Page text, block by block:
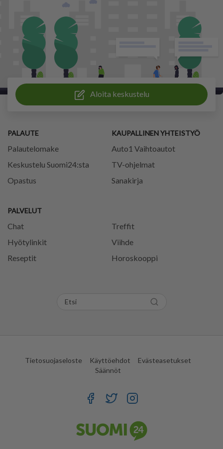
Aloita keskustelu
PALAUTE
Palautelomake
Keskustelu Suomi24:sta
Opastus
PALVELUT
Chat
Treffit
Hyötylinkit
Viihde
Reseptit
Horoskooppi
KAUPALLINEN YHTEISTYÖ
Auto1 Vaihtoautot
TV-ohjelmat
Sanakirja
Tietosuojaseloste Käyttöehdot
Evästeasetukset
Säännöt